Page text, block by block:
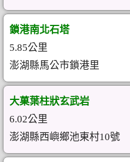
鎖港南北石塔
5.85公里
澎湖縣馬公市鎖港里
大菓葉柱狀玄武岩
6.02公里
澎湖縣西嶼鄉池東村10號